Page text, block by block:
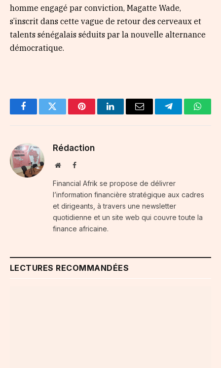
homme engagé par conviction, Magatte Wade,
s’inscrit dans cette vague de retour des cerveaux et
talents sénégalais séduits par la nouvelle alternance
démocratique.
FacebookTwitter PinterestLinkedInEmail Telegram
Rédaction
WebsiteFacebook
Financial Afrik se propose de délivrer
l’information financière stratégique aux cadres
et dirigeants, à travers une newsletter
quotidienne et un site web qui couvre toute la
finance africaine.
LECTURES RECOMMANDÉES